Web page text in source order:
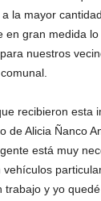
la mayor
gran medida
nuestros
recibieron esta
de Alicia Ñanco
está muy
y yo